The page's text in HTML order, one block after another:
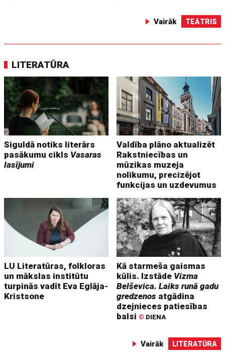
Vairāk TEĀTRIS
LITERATŪRA
Siguldā notiks literārs
pasākumu cikls Vasaras
lasījumi
Valdība plāno aktualizēt
Rakstniecības un
mūzikas muzeja
nolikumu, precizējot
funkcijas un uzdevumus
LU Literatūras, folkloras
un mākslas institūtu
turpinās vadīt Eva Eglāja-
Kristsone
Kā starmeša gaismas
kūlis. Izstāde Vizma
Belševica. Laiks runā gadu
gredzenos atgādina
dzejnieces patiesības
balsi © DIENA
Vairāk LITERATŪRA